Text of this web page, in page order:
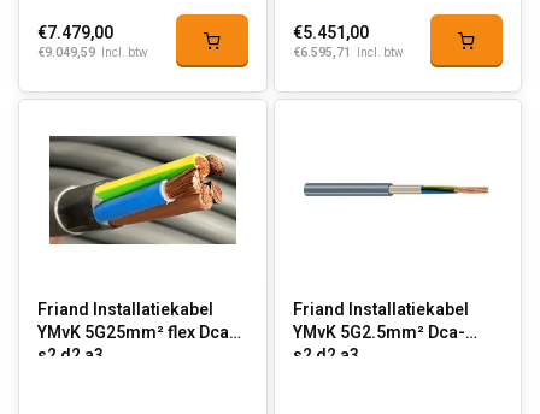
€7.479,00
€9.049,59 Incl. btw
€5.451,00
€6.595,71 Incl. btw
Friand Installatiekabel
YMvK 5G25mm² flex Dca-
s2,d2,a3
Friand Installatiekabel
YMvK 5G2.5mm² Dca-
s2,d2,a3